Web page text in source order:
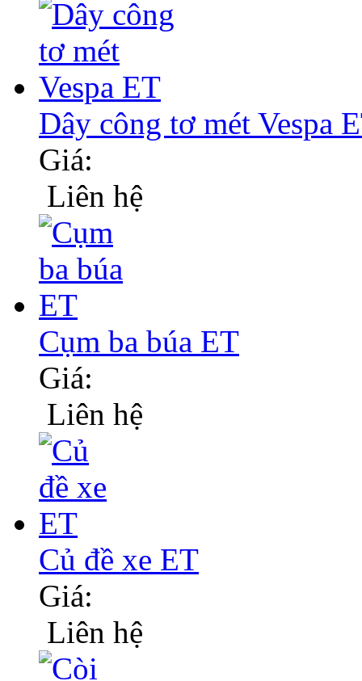
Dây công tơ mét Vespa
Giá:
Liên hệ
Cụm ba búa ET
Giá:
Liên hệ
Củ đề xe ET
Giá:
Liên hệ